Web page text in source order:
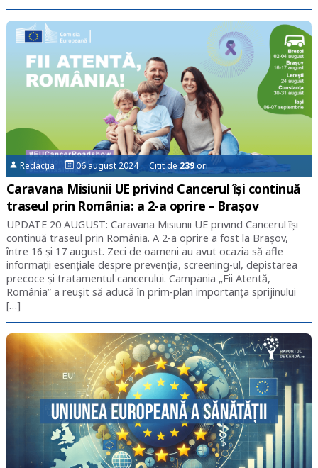
Redacția 06 august 2024 Citit de239ori
Caravana Misiunii UE privind Cancerul își continuă
traseul prin România: a 2-a oprire – Brașov
UPDATE 20 AUGUST: Caravana Misiunii UE privind Cancerul își
continuă traseul prin România. A 2-a oprire a fost la Brașov,
între 16 și 17 august. Zeci de oameni au avut ocazia să afle
informații esențiale despre prevenția, screening-ul, depistarea
precoce și tratamentul cancerului. Campania „Fii Atentă,
România” a reușit să aducă în prim-plan importanța sprijinului
[…]